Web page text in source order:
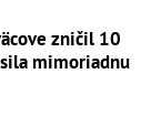
zničil 10
mimoriadnu